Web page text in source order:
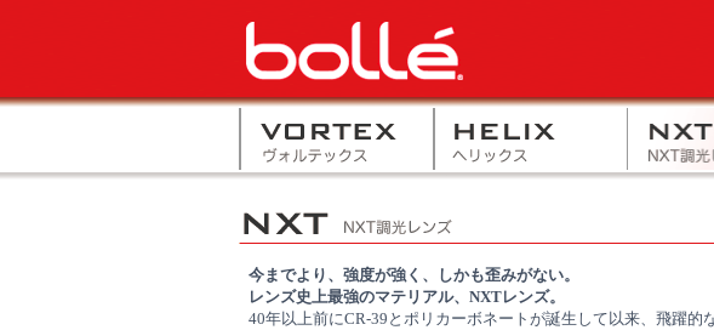
今までより、強度が強く、しかも歪みがない。
レンズ史上最強のマテリアル、NXTレンズ。
40年以上前にCR-39とポリカーボネートが誕生して以来、飛躍的